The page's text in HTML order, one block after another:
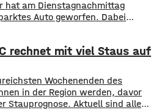
hat am Dienstagnachmittag
Auto geworfen. Dabei
hundert Euro entstand. Die
jetzt nach möglichen Zeugen
Tat Eier zu Bruch gingen
rechnet mit viel Staus auf
Wochenenden des
in der Region werden, davor
Stauprognose. Aktuell sind alle